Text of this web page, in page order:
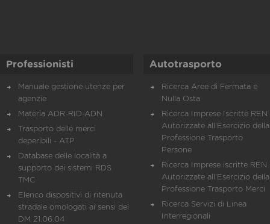
Professionisti
Manuale gestione utenze per
agenzie
Materia ADR-RID-ADN
Trasporto delle merci
deperibili - ATP
Database delle località a
supporto dei sistemi RDS
TMC
Elenco dispositivi di ritenuta
stradale omologati ai sensi del
DM 21.06.04
Autotrasporto
Ricerca Aree di Fermata e
Nulla Osta
Ricerca Imprese Iscritte REN
Autorizzate all'Esercizio della
Professione Trasporto
Persone
Ricerca Imprese iscritte REN
Autorizzate all'Esercizio della
Professione Trasporto Merci
Ricerca Servizi di Linea
Interregionali